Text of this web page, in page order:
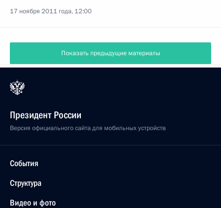
17 ноября 2011 года, 12:00
Показать предыдущие материалы
Президент России
Версия официального сайта для мобильных устройств
События
Структура
Видео и фото